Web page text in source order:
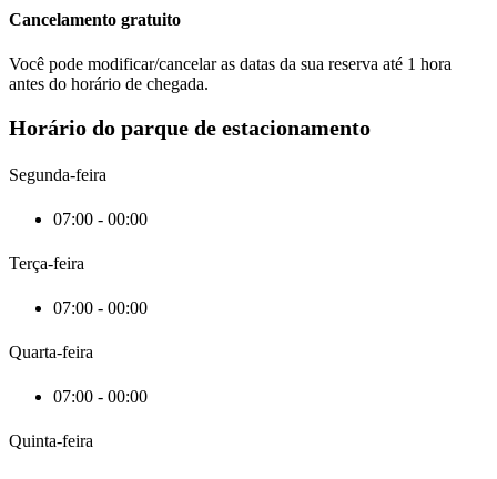
Cancelamento gratuito
Você pode modificar/cancelar as datas da sua reserva até 1 hora
antes do horário de chegada.
Horário do parque de estacionamento
Segunda-feira
07:00 - 00:00
Terça-feira
07:00 - 00:00
Quarta-feira
07:00 - 00:00
Quinta-feira